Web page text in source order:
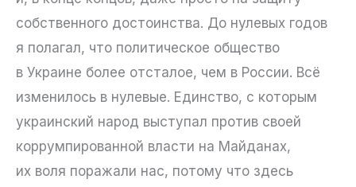
собственного достоинства. До нулевых годов
я полагал, что политическое общество
в Украине более отсталое, чем в России. Всё
изменилось в нулевые. Единство, с которым
украинский народ выступал против своей
коррумпированной власти на Майданах,
их воля поражали нас, потому что здесь